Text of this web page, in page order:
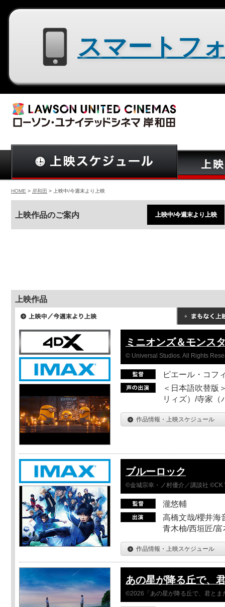
HOME > 岸和田 > 上映中/今週末より上映
上映作品のご案内 上映中/今週末より上映
上映作品
ミニオンズ＆モンス
© Universal Studios. All Rights
ピエール・コフ
＜日本語吹替版
リィズ）/寺家（
作品情報・上映スケジュール
ブルーロック
©金城宗幸・ノ村優介／講談社 ©CK
瀧悠輔
高橋文哉/櫻井海
青木柚/西垣匠/
作品情報・上映スケジュール
あの星が降る丘で、
©2026「あの星が降る丘で、君とま